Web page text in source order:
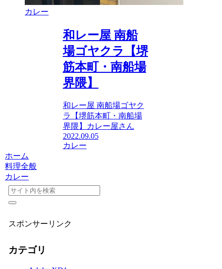
カレー
和レー屋 南船
場ゴヤクラ【堺
筋本町・南船場
界隈】
和レー屋 南船場ゴヤク
ラ【堺筋本町・南船場
界隈】カレー屋さん
2022.09.05
カレー
ホーム
料理全般
カレー
スポンサーリンク
カテゴリ